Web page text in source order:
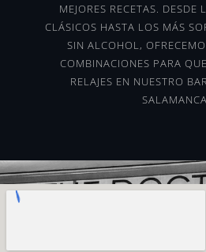
MEJORES RECETAS. DESDE
CLÁSICOS HASTA LOS MÁS
SIN ALCOHOL,
COMBINACIONES PARA
RELAJES EN NUESTRO
SALAMANCA.